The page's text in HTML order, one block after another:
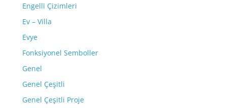
Engelli Çizimleri
Ev – Villa
Evye
Fonksiyonel Semboller
Genel
Genel Çeşitli
Genel Çeşitli Proje